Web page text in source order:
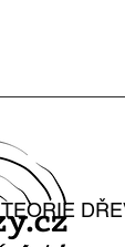
TEORIE